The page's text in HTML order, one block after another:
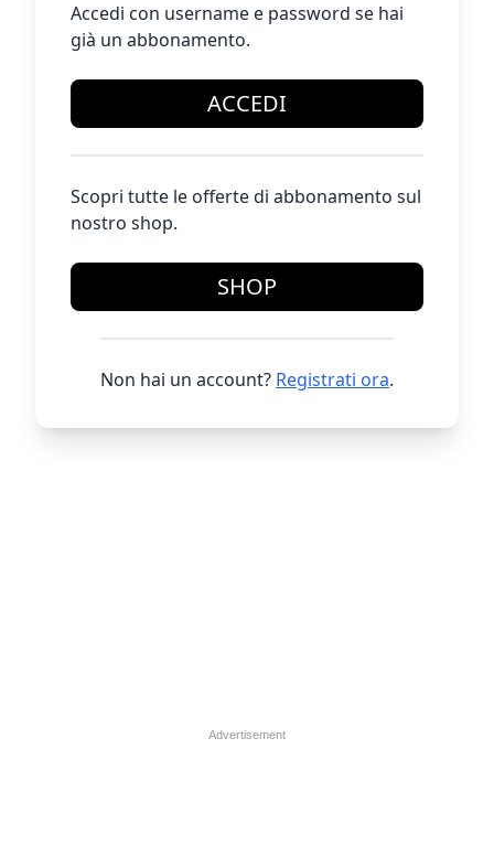
Accedi con username e password se hai
già un abbonamento.
ACCEDI
Scopri tutte le offerte di abbonamento sul
nostro shop.
SHOP
Non hai un account? Registrati ora.